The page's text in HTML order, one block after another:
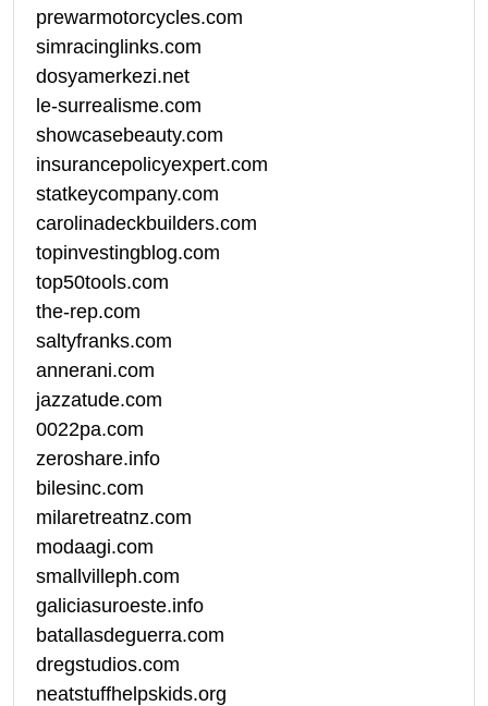
prewarmotorcycles.com
simracinglinks.com
dosyamerkezi.net
le-surrealisme.com
showcasebeauty.com
insurancepolicyexpert.com
statkeycompany.com
carolinadeckbuilders.com
topinvestingblog.com
top50tools.com
the-rep.com
saltyfranks.com
annerani.com
jazzatude.com
0022pa.com
zeroshare.info
bilesinc.com
milaretreatnz.com
modaagi.com
smallvilleph.com
galiciasuroeste.info
batallasdeguerra.com
dregstudios.com
neatstuffhelpskids.org